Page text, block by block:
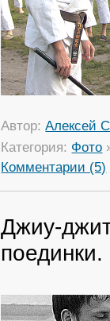
Автор:Алексей
Категория: Фото
Комментарии (5)
Джиу-